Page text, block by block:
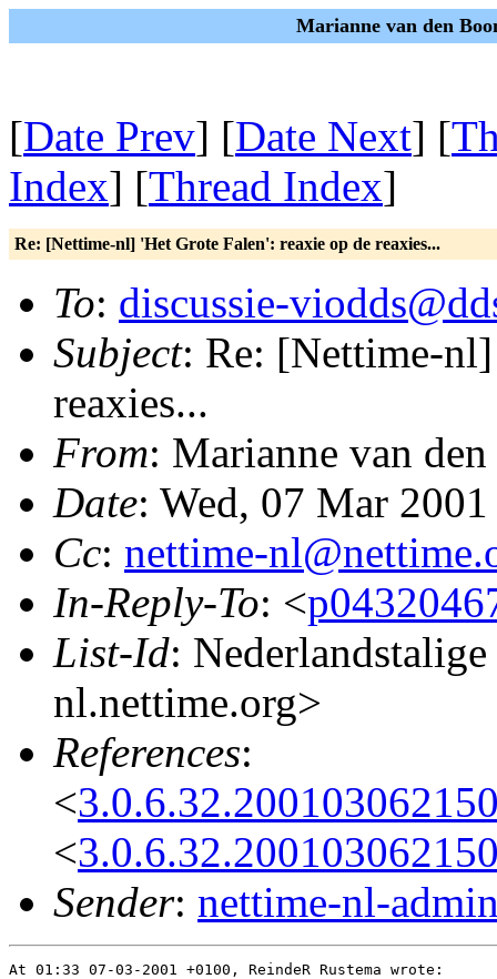
Marianne van den
[Date Prev] [Date Next] [
Index] [Thread Index]
Re: [Nettime-nl] 'Het Grote Falen': reaxie op de reaxies...
To: discussie-
Subject: Re: [Nettime-
reaxies...
From: Marianne van
Date: Wed, 07 Mar
Cc: nettime-
In-Reply-To: <
List-Id:
nl.nettime.org>
References:
<
<
Sender: nettime-nl-
At 01:33 07-03-2001 +0100, ReindeR Rustema wrote: